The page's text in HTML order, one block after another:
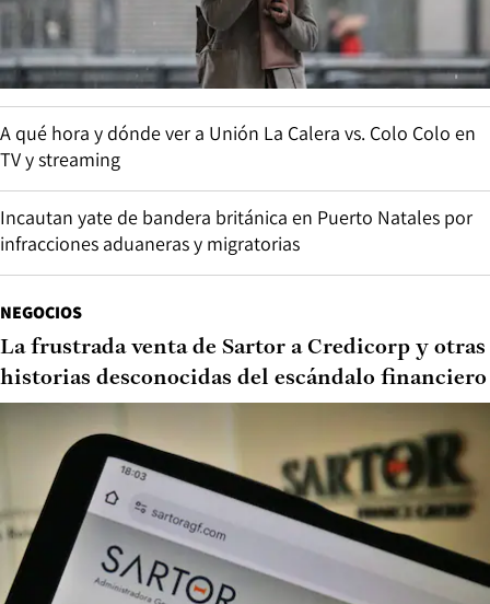
A qué hora y dónde ver a Unión La Calera vs. Colo Colo en
TV y streaming
Incautan yate de bandera británica en Puerto Natales por
infracciones aduaneras y migratorias
NEGOCIOS
La frustrada venta de Sartor a Credicorp y otras
historias desconocidas del escándalo financiero